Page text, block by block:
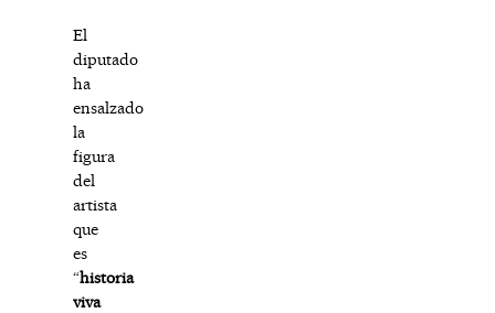
El
diputado
ha
ensalzado
la
figura
del
artista
que
es
“historia
viva